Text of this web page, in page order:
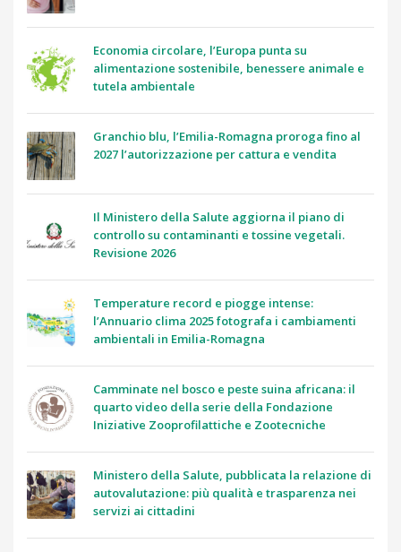
Economia circolare, l’Europa punta su
alimentazione sostenibile, benessere animale e
tutela ambientale
Granchio blu, l’Emilia-Romagna proroga fino al
2027 l’autorizzazione per cattura e vendita
Il Ministero della Salute aggiorna il piano di
controllo su contaminanti e tossine vegetali.
Revisione 2026
Temperature record e piogge intense:
l’Annuario clima 2025 fotografa i cambiamenti
ambientali in Emilia-Romagna
Camminate nel bosco e peste suina africana: il
quarto video della serie della Fondazione
Iniziative Zooprofilattiche e Zootecniche
Ministero della Salute, pubblicata la relazione di
autovalutazione: più qualità e trasparenza nei
servizi ai cittadini